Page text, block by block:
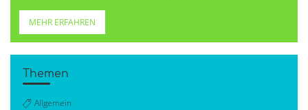
MEHR ERFAHREN
Themen
Allgemein